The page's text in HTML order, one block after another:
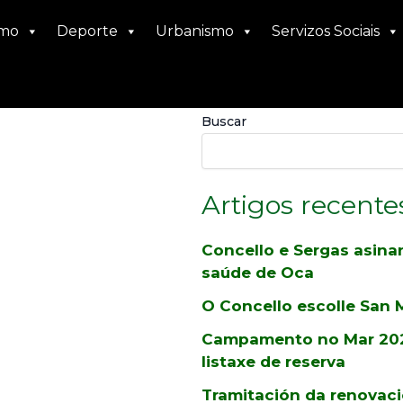
Deporte Urbanismo Servizos Sociais
Buscar
Artigos
Concello e Sergas
saúde de Oca
O Concello escolle San
Campamento no Mar
listaxe de reserva
Tramitación da